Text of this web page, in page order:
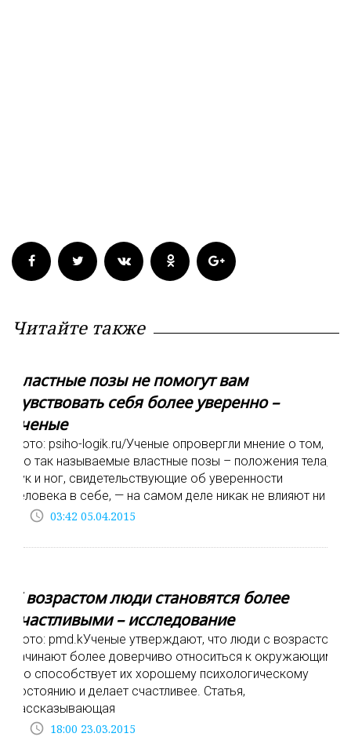
Читайте также
Властные позы не помогут вам
чувствовать себя более уверенно –
ученые
Фото: psiho-logik.ru/Ученые опровергли мнение о том,
что так называемые властные позы – положения тела,
рук и ног, свидетельствующие об уверенности
человека в себе, — на самом деле никак не влияют ни
access_time 03:42 05.04.2015
С возрастом люди становятся более
счастливыми – исследование
Фото: pmd.kУченые утверждают, что люди с возрастом
начинают более доверчиво относиться к окружающим,
что способствует их хорошему психологическому
состоянию и делает счастливее. Статья,
рассказывающая
access_time 18:00 23.03.2015